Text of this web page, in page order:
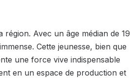
Avec un âge médian de 19
Cette jeunesse, bien que
une force vive indispensable
en un espace de production et